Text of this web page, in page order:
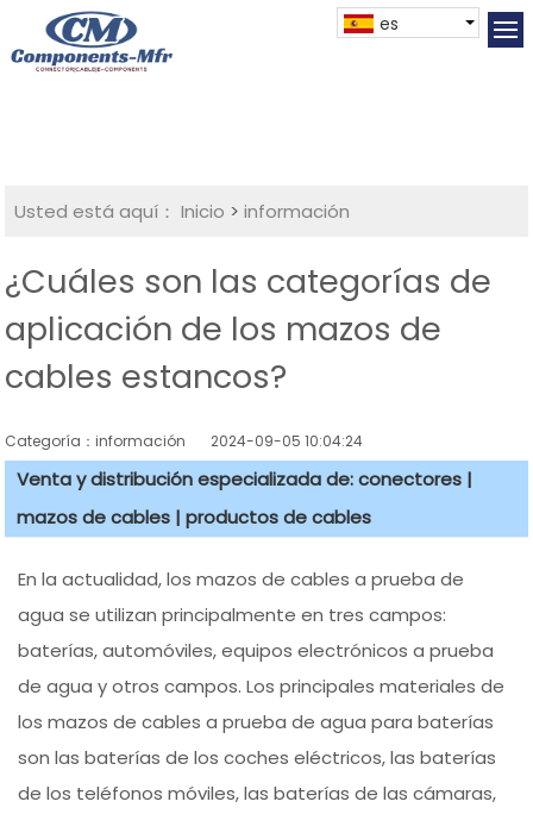
es
Usted está aquí： Inicio >información
¿Cuáles son las categorías de
aplicación de los mazos de
cables estancos?
Categoría：información 2024-09-05 10:04:24
Venta y distribución especializada de: conectores |
mazos de cables | productos de cables
En la actualidad, los mazos de cables a prueba de
agua se utilizan principalmente en tres campos:
baterías, automóviles, equipos electrónicos a prueba
de agua y otros campos. Los principales materiales de
los mazos de cables a prueba de agua para baterías
son las baterías de los coches eléctricos, las baterías
de los teléfonos móviles, las baterías de las cámaras,